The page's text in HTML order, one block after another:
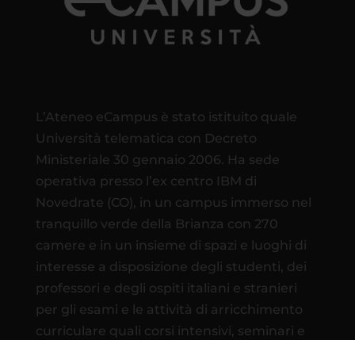
L’Ateneo eCampus è stato istituito quale
Università telematica con Decreto
Ministeriale 30 gennaio 2006. Ha sede
operativa presso l’ex centro IBM di
Novedrate (CO), in un campus immerso nel
tranquillo verde della Brianza con 270
camere e in un insieme di spazi e luoghi di
interesse a disposizione degli studenti, dei
professori e degli ospiti italiani e stranieri
per gli esami e le attività di arricchimento
curriculare quali corsi intensivi, seminari e